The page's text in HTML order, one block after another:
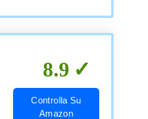
8.9
Controlla Su
Amazon